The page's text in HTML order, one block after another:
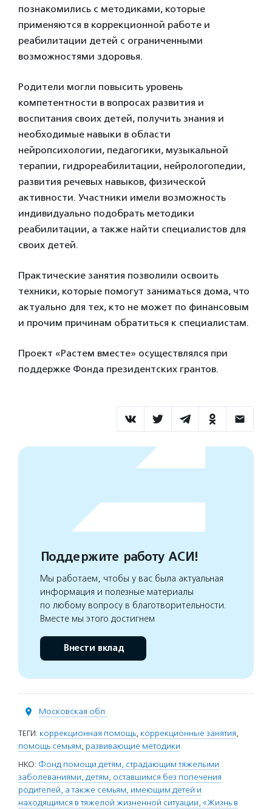
познакомились с методиками, которые
применяются в коррекционной работе и
реабилитации детей с ограниченными
возможностями здоровья.
Родители могли повысить уровень
компетентности в вопросах развития и
воспитания своих детей, получить знания и
необходимые навыки в области
нейропсихологии, педагогики, музыкальной
терапии, гидрореабилитации, нейрологопедии,
развития речевых навыков, физической
активности. Участники имели возможность
индивидуально подобрать методики
реабилитации, а также найти специалистов для
своих детей.
Практические занятия позволили освоить
техники, которые помогут заниматься дома, что
актуально для тех, кто не может по финансовым
и прочим причинам обратиться к специалистам.
Проект «Растем вместе» осуществлялся при
поддержке Фонда президентских грантов.
Поддержите работу АСИ!
Мы работаем, чтобы у вас была актуальная
информация и полезные материалы
по любому вопросу в благотворительности.
Вместе мы этого достигнем
Внести вклад
Московская обл.
ТЕГИ: коррекционная помощь, коррекционные занятия,
помощь семьям, развивающие методики
НКО: Фонд помощи детям, страдающим тяжелыми
заболеваниями, детям, оставшимся без попечения
родителей, а также семьям, имеющим детей и
находящимся в тяжелой жизненной ситуации, «Жизнь в